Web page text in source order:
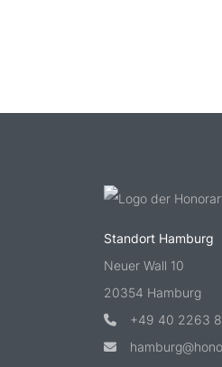
Standort Hamburg
Neuer Wall 10
20354 Hamburg
+49 40 2263